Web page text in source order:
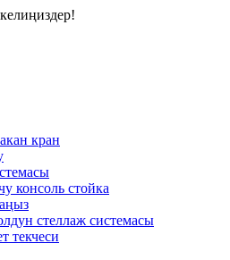
кран
консоль стойка
стеллаж системасы
текчеси